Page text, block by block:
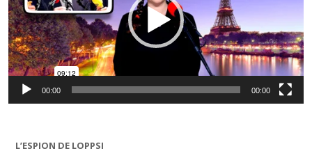
00:00 00:00
L’ESPION DE LOPPSI